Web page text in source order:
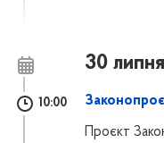
30
10:00
Проєкт